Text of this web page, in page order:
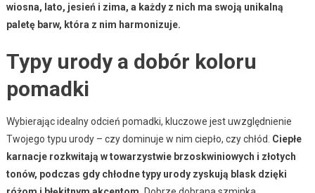
wiosna, lato, jesień i zima, a każdy z nich ma swoją unikalną
paletę barw, która z nim harmonizuje.
Typy urody a dobór koloru
pomadki
Wybierając idealny odcień pomadki, kluczowe jest uwzględnienie
Twojego typu urody – czy dominuje w nim ciepło, czy chłód. Ciepłe
karnacje rozkwitają w towarzystwie brzoskwiniowych i złotych
tonów, podczas gdy chłodne typy urody zyskują blask dzięki